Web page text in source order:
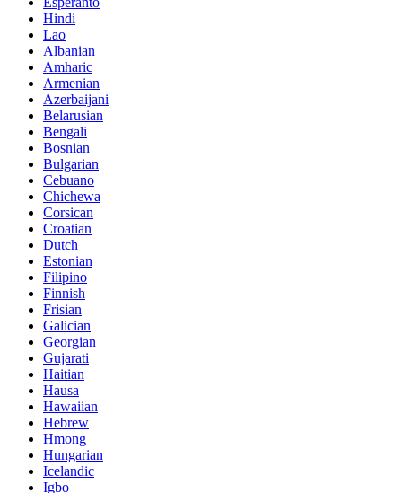
Hindi
Lao
Albanian
Amharic
Armenian
Azerbaijani
Belarusian
Bengali
Bosnian
Bulgarian
Cebuano
Chichewa
Corsican
Croatian
Dutch
Estonian
Filipino
Finnish
Frisian
Galician
Georgian
Gujarati
Haitian
Hausa
Hawaiian
Hebrew
Hmong
Hungarian
Icelandic
Igbo